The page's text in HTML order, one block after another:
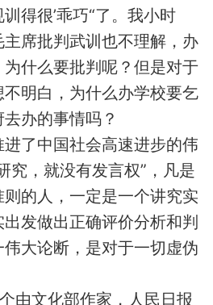
得很’乖巧“了。我小时
席批判武训也不理解，办
什么要批判呢？但是对于
明白，为什么办学校要乞
办的事情吗？
了中国社会高速进步的伟
究，就没有发言权”，凡是
的人，一定是一个讲究实
发做出正确评价分析和判
大论断，是对于一切虚伪
文化部作家，人民日报